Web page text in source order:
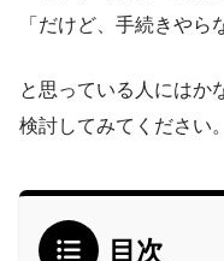
「だけど、手続きやら
と思っている人にはか
検討してみてください。
目次